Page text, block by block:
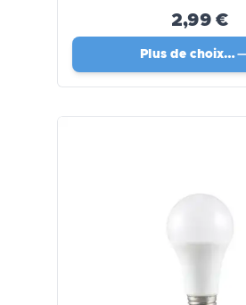
2,99 €
Plus de choix…